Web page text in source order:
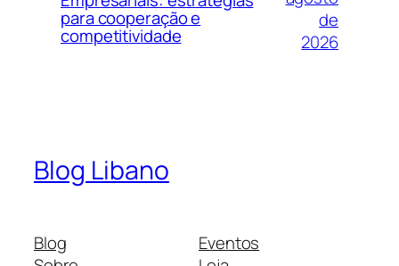
para cooperação e
competitividade
de
2026
Blog Libano
Blog
Eventos